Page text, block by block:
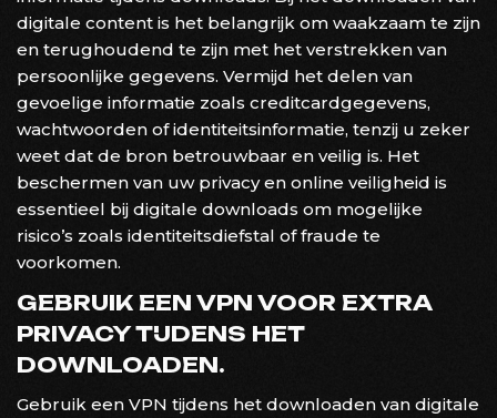
digitale content is het belangrijk om waakzaam te zijn
en terughoudend te zijn met het verstrekken van
persoonlijke gegevens. Vermijd het delen van
gevoelige informatie zoals creditcardgegevens,
wachtwoorden of identiteitsinformatie, tenzij u zeker
weet dat de bron betrouwbaar en veilig is. Het
beschermen van uw privacy en online veiligheid is
essentieel bij digitale downloads om mogelijke
risico’s zoals identiteitsdiefstal of fraude te
voorkomen.
GEBRUIK EEN VPN VOOR EXTRA
PRIVACY TIJDENS HET
DOWNLOADEN.
Gebruik een VPN tijdens het downloaden van digitale